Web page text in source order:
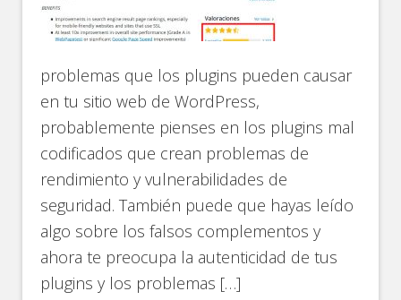
problemas que los plugins pueden causar
en tu sitio web de WordPress,
probablemente pienses en los plugins mal
codificados que crean problemas de
rendimiento y vulnerabilidades de
seguridad. También puede que hayas leído
algo sobre los falsos complementos y
ahora te preocupa la autenticidad de tus
plugins y los problemas […]